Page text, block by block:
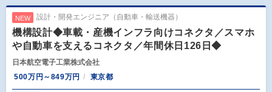
NEW 設計・開発エンジニア（自動車・輸送機器）
機構設計◆車載・産機インフラ向けコネクタ／スマホ
や自動車を支えるコネクタ／年間休日126日◆
日本航空電子工業株式会社
500万円～849万円
東京都